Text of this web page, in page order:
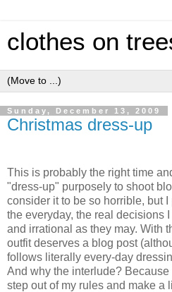
clothes on
Sunday, December 13, 2009
Christmas dress-up
This is probably the right time
"dress-up" purposely to shoot
consider it to be so horrible, but
the everyday, the real decisions
and irrational as they may. With
outfit deserves a blog post
follows literally every-day
And why the interlude?
step out of my rules and make a